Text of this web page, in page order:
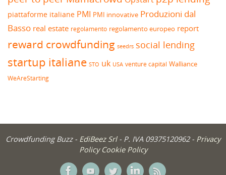
piattaforme italiane PMI PMI innovative Produzioni dal
Basso real estate regolamento regolamento europeo report
reward crowdfunding seedrs social lending
startup italiane STO uk USA venture capital Walliance
WeAreStarting
Crowdfunding Buzz - EdiBeez Srl - P. IVA 09375120962 - Privacy
Policy Cookie Policy